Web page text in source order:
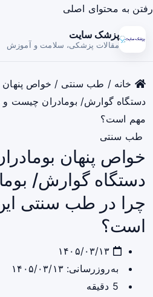
رفتن به محتوای اصلی
پزشک سایت
مقالات پزشکی، سلامت و آموزش
خانه / طب سنتی / خواص پنهان
دستگاه گوارش/ بومادران چیست
مهم است؟
طب سنتی
خواص پنهان
دستگاه گوارش/
چرا در طب سنتی
است؟
به‌روزرسانی: ۱۴۰۵/۰۳/۱۳